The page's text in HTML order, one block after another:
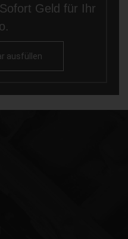
Geld für Ihr
ausfüllen